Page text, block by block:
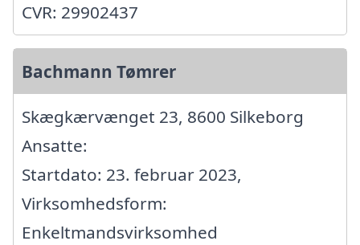
CVR: 29902437
Bachmann Tømrer
Skægkærvænget 23, 8600 Silkeborg
Ansatte:
Startdato: 23. februar 2023,
Virksomhedsform:
Enkeltmandsvirksomhed